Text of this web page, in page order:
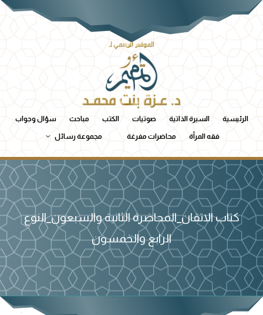
الرئيسية السيرة الذاتية صوتيات الكتب مباحث سؤال وجواب
فقه المرأة محاضرات مفرغة مجموعة رسائل
كتاب الاتقان_المحاضرة الثانية والسبعون_النوع
الرابع والخمسون